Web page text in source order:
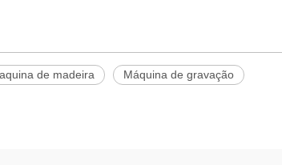
de madeira Máquina de gravação